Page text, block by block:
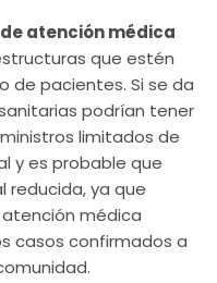
atención médica
que estén
de pacientes. Si se da
podrían tener
limitados de
y es probable que
reducida, ya que
médica
casos confirmados a